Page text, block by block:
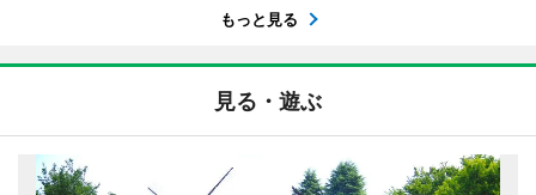
もっと見る
見る・遊ぶ